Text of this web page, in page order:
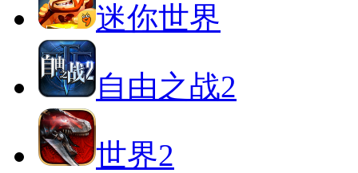
迷你世界
自由之战2
世界2